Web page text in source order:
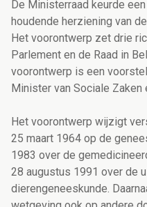
De Ministerraad keurde
houdende herziening van
Het voorontwerp zet drie
Parlement en de Raad in
voorontwerp is een
Minister van Sociale
Het voorontwerp wijzigt
25 maart 1964 op de
1983 over de
28 augustus 1991 over de
dierengeneeskunde.